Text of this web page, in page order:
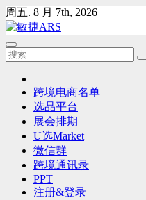
Skip
to
content
周五. 8 月 7th, 2026
跨境电商名单
选品平台
展会排期
U选Market
微信群
跨境通讯录
PPT
注册&登录